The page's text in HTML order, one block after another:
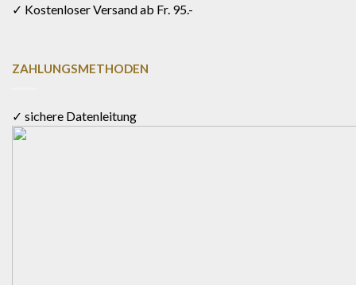
✓ Kostenloser Versand ab Fr. 95.-
ZAHLUNGSMETHODEN
✓ sichere Datenleitung